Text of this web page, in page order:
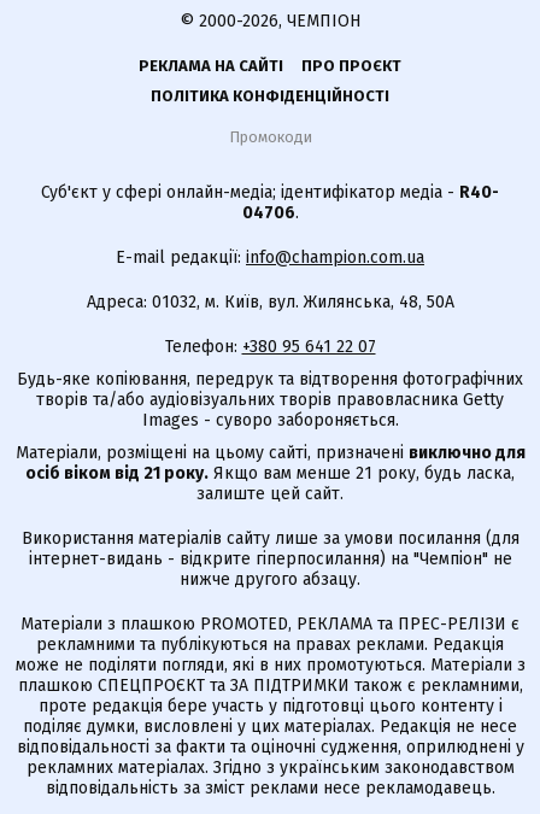
© 2000-2026, ЧЕМПІОН
РЕКЛАМА НА САЙТІ
ПРО ПРОЄКТ
ПОЛІТИКА КОНФІДЕНЦІЙНОСТІ
Промокоди
Суб'єкт у сфері онлайн-медіа; ідентифікатор медіа - R40-
04706.
E-mail редакції: info@champion.com.ua
Адреса: 01032, м. Київ, вул. Жилянська, 48, 50А
Телефон: +380 95 641 22 07
Будь-яке копіювання, передрук та відтворення фотографічних
творів та/або аудіовізуальних творів правовласника Getty
Images - суворо забороняється.
Матеріали, розміщені на цьому сайті, призначені виключно для
осіб віком від 21 року. Якщо вам менше 21 року, будь ласка,
залиште цей сайт.
Використання матеріалів сайту лише за умови посилання (для
інтернет-видань - відкрите гіперпосилання) на "Чемпіон" не
нижче другого абзацу.
Матеріали з плашкою PROMOTED, РЕКЛАМА та ПРЕС-РЕЛІЗИ є
рекламними та публікуються на правах реклами. Редакція
може не поділяти погляди, які в них промотуються. Матеріали з
плашкою СПЕЦПРОЄКТ та ЗА ПІДТРИМКИ також є рекламними,
проте редакція бере участь у підготовці цього контенту і
поділяє думки, висловлені у цих матеріалах. Редакція не несе
відповідальності за факти та оціночні судження, оприлюднені у
рекламних матеріалах. Згідно з українським законодавством
відповідальність за зміст реклами несе рекламодавець.